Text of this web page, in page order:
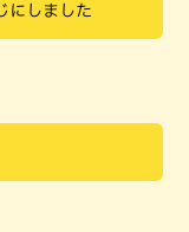
にしました